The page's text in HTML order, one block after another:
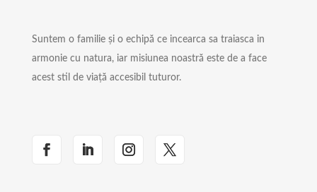
Suntem o familie și o echipă ce incearca sa traiasca in
armonie cu natura, iar misiunea noastră este de a face
acest stil de viață accesibil tuturor.